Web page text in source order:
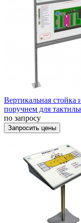
Вертикальная
поручнем для
по запросу
Запросить цены